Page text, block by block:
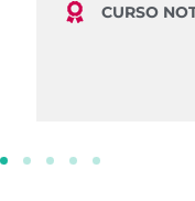
CURSO